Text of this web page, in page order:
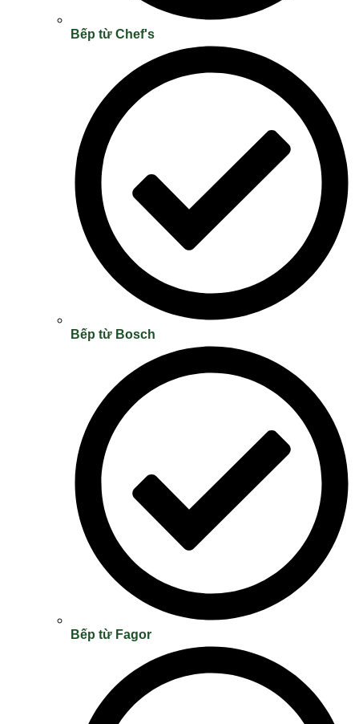
Bếp từ Chef's
Bếp từ Bosch
Bếp từ Fagor